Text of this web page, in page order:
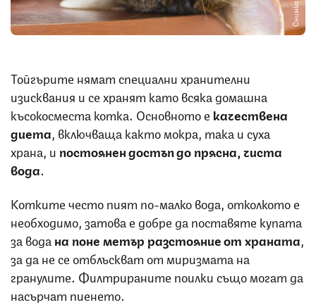
Тойгърите нямат специални хранителни
изисквания и се хранят като всяка домашна
късокосместа котка. Основното е качествена
диета, включваща както мокра, така и суха
храна, и постоянен достъп до прясна, чиста
вода.
Котките често пият по-малко вода, отколкото е
необходимо, затова е добре да поставяте купата
за водана поне метър разстояние от храната,
за да не се отблъскват от миризмата на
гранулите. Филтрираните поилки също могат да
насърчат пиенето.